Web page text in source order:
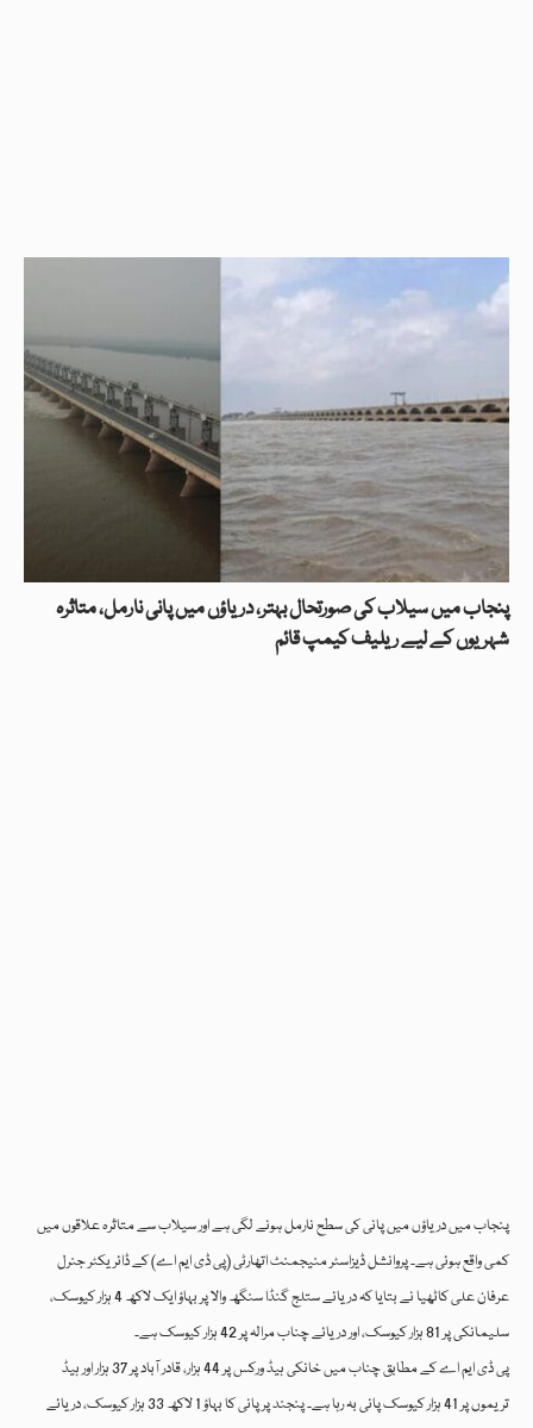
پنجاب میں سیلاب کی صورتحال بہتر، دریاؤں میں پانی نارمل، متاثرہ
شہریوں کے لیے ریلیف کیمپ قائم
پنجاب میں دریاؤں میں پانی کی سطح نارمل ہونے لگی ہے اور سیلاب سے متاثرہ علاقوں میں
کمی واقع ہوئی ہے۔ پروانشل ڈیزاسٹر منیجمنٹ اتھارٹی (پی ڈی ایم اے) کے ڈائریکٹر جنرل
عرفان علی کاٹھیا نے بتایا کہ دریائے ستلج گنڈا سنگھ والا پر بہاؤ ایک لاکھ 4 ہزار کیوسک،
سلیمانکی پر 81 ہزار کیوسک، اور دریائے چناب مرالہ پر 42 ہزار کیوسک ہے۔
پی ڈی ایم اے کے مطابق چناب میں خانکی ہیڈ ورکس پر 44 ہزار، قادر آباد پر 37 ہزار اور ہیڈ
تریموں پر 41 ہزار کیوسک پانی بہ رہا ہے۔ پنجند پر پانی کا بہاؤ 1 لاکھ 33 ہزار کیوسک، دریائے